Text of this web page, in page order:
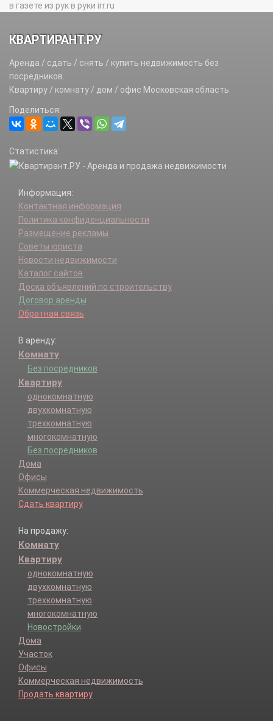
в газете из рук в руки irr.ru
КВАРТИРАНТ.РУ
Аренда / сдать / снять / купить недвижимость без
посредников.
Квартиру / комнату / дом / офис Московская область
Поделиться:
Статистика:
Информация:
Контактная информация
Политика конфиденциальности
Размещение рекламы
Советы юриста
Новости недвижимости
Каталог сайтов
Доска объявлений по строительству
Договор аренды
Обратная связь
В аренду:
Комнату
Без посредников
Квартиру
однокомнатную
двухкомнатную
трехкомнатную
многокомнатную
Без посредников
Дома
Офисы
Коммерческая недвижимость
Сдать квартиру
На продажу:
Комнату
Квартиру
однокомнатную
двухкомнатную
трехкомнатную
многокомнатную
Новостройки
Дома
Участок
Офисы
Коммерческая недвижимость
Продать квартиру